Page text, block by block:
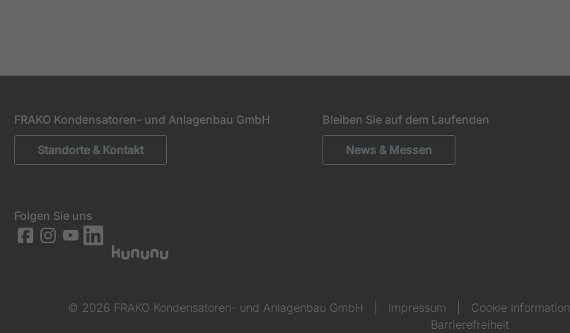
FRAKO Kondensatoren- und Anlagenbau GmbH
Standorte & Kontakt
Bleiben Sie auf dem Laufenden
News & Messen
Folgen Sie uns
© 2026 FRAKO Kondensatoren- und Anlagenbau GmbH Impressum Cookie Information
Barrierefreiheit